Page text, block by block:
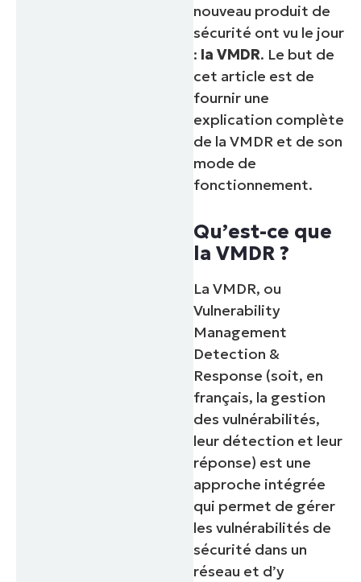
nouveau produit de
sécurité ont vu le jour
: la VMDR. Le but de
cet article est de
fournir une
explication complète
de la VMDR et de son
mode de
fonctionnement.
Qu’est-ce que
la VMDR ?
La VMDR, ou
Vulnerability
Management
Detection &
Response (soit, en
français, la gestion
des vulnérabilités,
leur détection et leur
réponse) est une
approche intégrée
qui permet de gérer
les vulnérabilités de
sécurité dans un
réseau et d’y